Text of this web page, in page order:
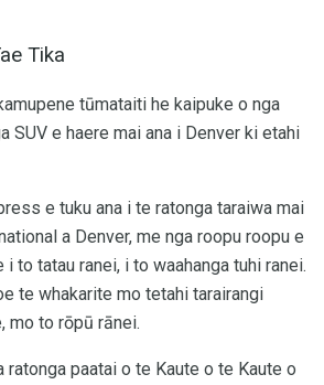
Tika
tūmataiti he kaipuke o nga
SUV e haere mai ana i Denver ki etahi
e tuku ana i te ratonga taraiwa mai
a Denver, me nga roopu roopu e
i to tatau ranei, i to waahanga tuhi ranei.
te whakarite mo tetahi tarairangi
mo to rōpū rānei.
ratonga paatai ​​o te Kaute o te Kaute o